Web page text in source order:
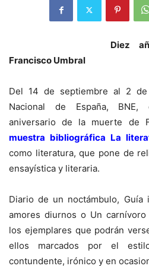
Diez
Francisco Umbral
Del 14 de septiembre al 2
Nacional de España, BNE,
aniversario de la muerte de
muestra bibliográfica La
como literatura, que pone de
ensayística y literaria.
Diario de un noctámbulo, Guía
amores diurnos o Un
los ejemplares que podrán
ellos marcados por el
contundente, irónico y en